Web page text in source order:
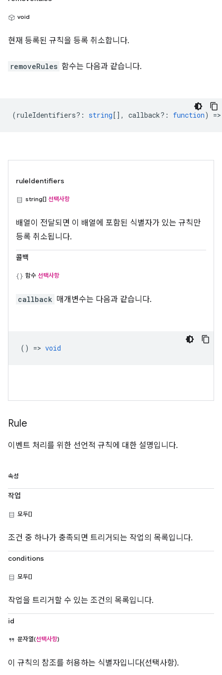
void
현재 등록된 규칙을 등록 취소합니다.
removeRules 함수는 다음과 같습니다.
(ruleIdentifiers? : string [], callback? : function)
ruleIdentifiers
string[] 선택사항
배열이 전달되면 이 배열에 포함된 식별자가 있는 규칙만
등록 취소됩니다.
콜백
함수 선택사항
callback 매개변수는 다음과 같습니다.
() => void
Rule
이벤트 처리를 위한 선언적 규칙에 대한 설명입니다.
속성
작업
모두[]
조건 중 하나가 충족되면 트리거되는 작업의 목록입니다.
conditions
모두[]
작업을 트리거할 수 있는 조건의 목록입니다.
id
문자열(선택사항)
이 규칙의 참조를 허용하는 식별자입니다(선택사항).